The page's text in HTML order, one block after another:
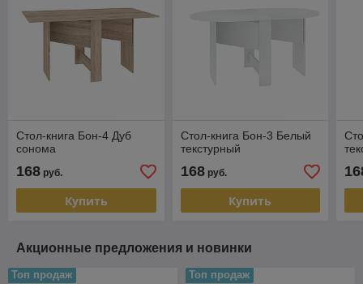
Стол-книга Бон-4 Дуб
сонома
168 руб.
Купить
Стол-книга Бон-3 Белый
текстурный
168руб.
Купить
Акционные предложения и новинки
Топ продаж Топ продаж